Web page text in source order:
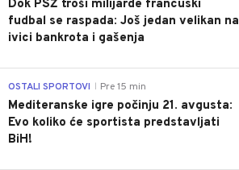
Dok PSŽ troši milijarde francuski
fudbal se raspada: Još jedan velikan na
ivici bankrota i gašenja
OSTALI SPORTOVI Pre 15 min
Mediteranske igre počinju 21. avgusta:
Evo koliko će sportista predstavljati
BiH!